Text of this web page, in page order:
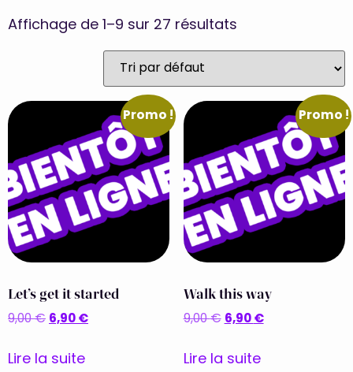
Affichage de 1–9 sur 27 résultats
Promo !
Let’s get it started
9,00€6,90€
Lire la suite
Promo !
Walk this way
9,00€6,90€
Lire la suite